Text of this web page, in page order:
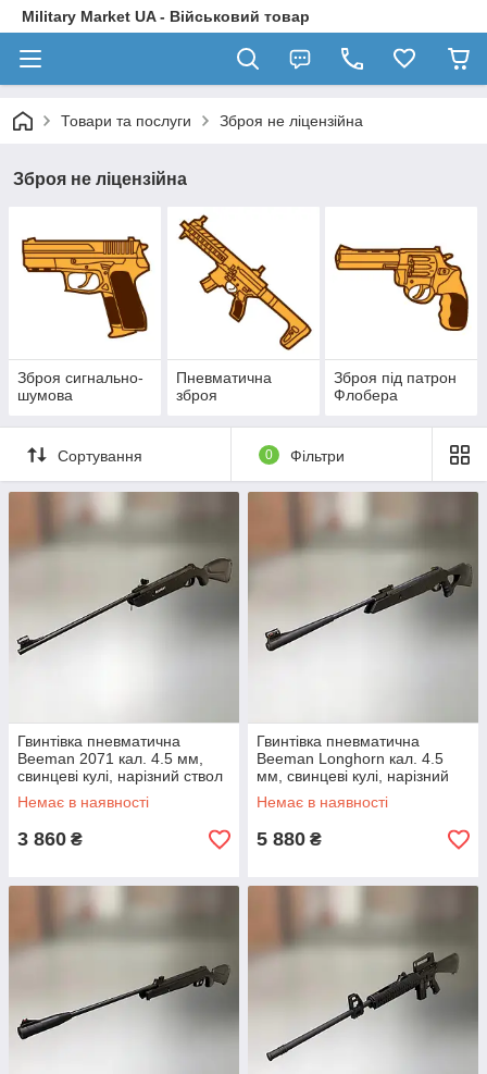
Military Market UA - Військовий товар
Товари та послуги Зброя не ліцензійна
Зброя не ліцензійна
Зброя сигнально-
шумова
Пневматична
зброя
Зброя під патрон
Флобера
Сортування 0 Фільтри
Гвинтівка пневматична
Beeman 2071 кал. 4.5 мм,
свинцеві кулі, нарізний ствол
Немає в наявності
3 860 ₴
Гвинтівка пневматична
Beeman Longhorn кал. 4.5
мм, свинцеві кулі, нарізний
ствол
Немає в наявності
5 880 ₴